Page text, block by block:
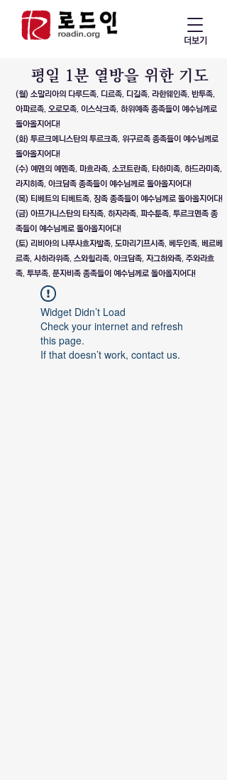
더보기
​평일 1분 열방을 위한 기도
(월) 소말리아의 다루드족, 디르족, 디길족, 라한웨인족, 반투족,
아파르족, 오로모족, 이스삭크족, 하위예족 종족들이 예수님께로
돌아올지어다!
(화) 투르크메니스탄의 투르크족, 위구르족 종족들이 예수님께로
돌아올지어다!
(수) 예멘의 예멘족, 마흐라족, 소코트란족, 타하미족, 하드라미족,
라지히족, 아크담족 종족들이 예수님께로 돌아올지어다!
(목) 티베트의 티베트족, 장족 종족들이 예수님께로 돌아올지어다!
(금) 아프가니스탄의 타직족, 하자라족, 파수툰족, 투르크멘족 종
족들이 예수님께로 돌아올지어다!
(토) 리비아의 나푸사흐자발족, 도마리기프시족, 베두인족, 베르베
르족, 사하라위족, 스와힐리족, 아크담족, 자그하와족, 주와라흐
족, 투부족, 푼자비족 종족들이 예수님께로 돌아올지어다!
Widget Didn’t Load
Check your internet and refresh
this page.
If that doesn’t work, contact us.